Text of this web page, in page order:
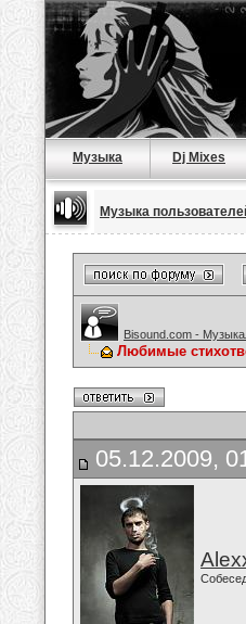
Музыка Dj Mixes
Музыка
Bisound.com -
Любимые
05.12.2009,